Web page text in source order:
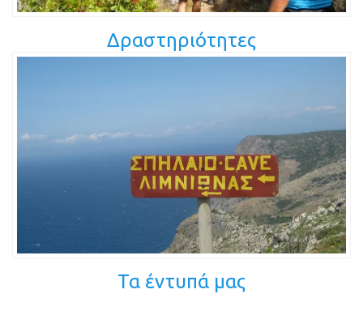
Δραστηριότητες
Τα έντυπά μας